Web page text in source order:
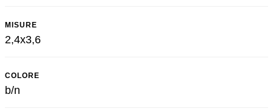
MISURE
2,4x3,6
COLORE
b/n